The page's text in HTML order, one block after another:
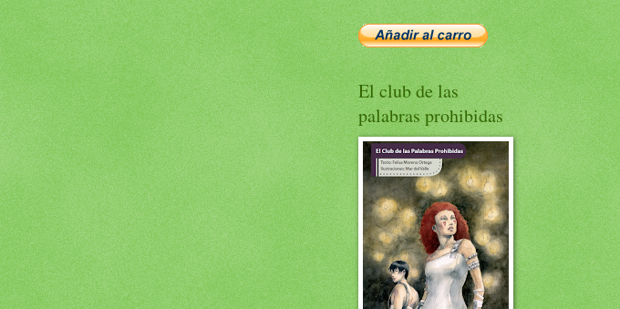
El club de las
palabras prohibidas